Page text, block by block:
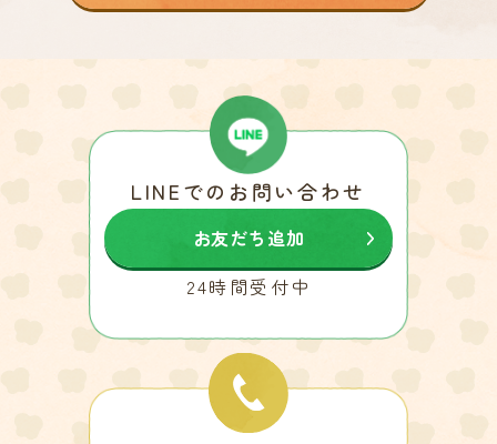
LINEでのお問い合わせ
お友だち追加
24時間受付中